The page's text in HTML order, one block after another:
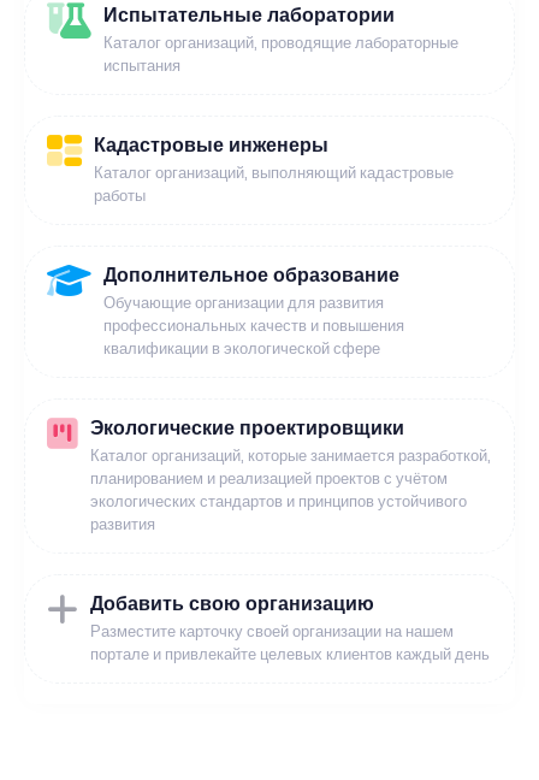
Испытательные лаборатории
Каталог организаций, проводящие лабораторные
испытания
Кадастровые инженеры
Каталог организаций, выполняющий кадастровые
работы
Дополнительное образование
Обучающие организации для развития
профессиональных качеств и повышения
квалификации в экологической сфере
Экологические проектировщики
Каталог организаций, которые занимается разработкой,
планированием и реализацией проектов с учётом
экологических стандартов и принципов устойчивого
развития
Добавить свою организацию
Разместите карточку своей организации на нашем
портале и привлекайте целевых клиентов каждый день